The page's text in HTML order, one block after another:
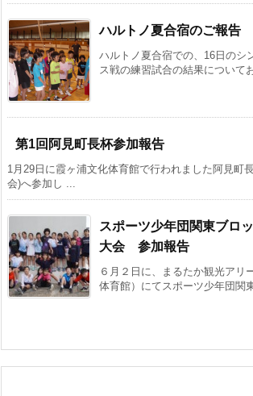
ハルトノ夏合宿のご報告
ハルトノ夏合宿での、16日のシ
ス戦の練習試合の結果について
第1回阿見町長杯参加報告
1月29日に霞ヶ浦文化体育館で行われました阿見町
会)へ参加し ...
スポーツ少年団関東ブロ
大会 参加報告
６月２日に、まるたか観光アリ
体育館）にてスポーツ少年団関